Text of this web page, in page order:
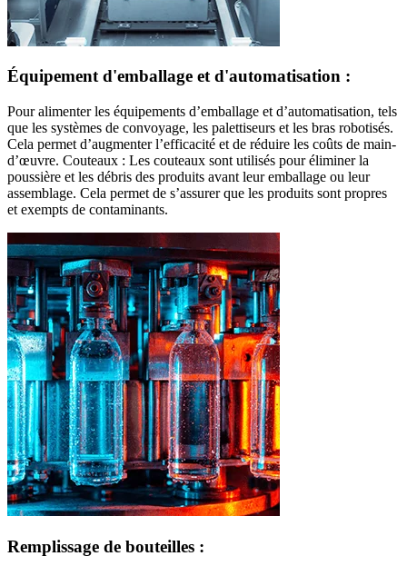
Équipement d'emballage et d'automatisation :
Pour alimenter les équipements d’emballage et d’automatisation, tels
que les systèmes de convoyage, les palettiseurs et les bras robotisés.
Cela permet d’augmenter l’efficacité et de réduire les coûts de main-
d’œuvre. Couteaux : Les couteaux sont utilisés pour éliminer la
poussière et les débris des produits avant leur emballage ou leur
assemblage. Cela permet de s’assurer que les produits sont propres
et exempts de contaminants.
Remplissage de bouteilles :